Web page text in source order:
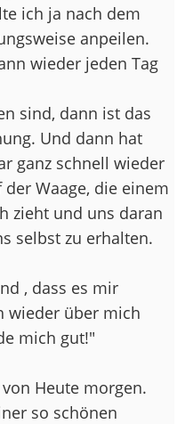
ich ja nach dem
anpeilen.
wieder jeden Tag
sind, dann ist das
Und dann hat
ganz schnell wieder
Waage, die einem
zieht und uns daran
selbst zu erhalten.
, dass es mir
wieder über mich
mich gut!"
Heute morgen.
so schönen